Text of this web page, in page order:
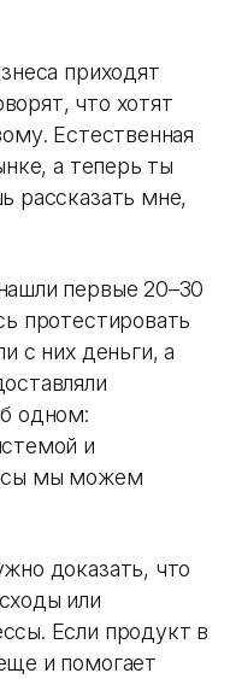
приходят
что хотят
Естественная
а теперь ты
рассказать мне,
первые 20–30
протестировать
с них деньги, а
одном:
и
мы можем
доказать, что
или
Если продукт в
и помогает